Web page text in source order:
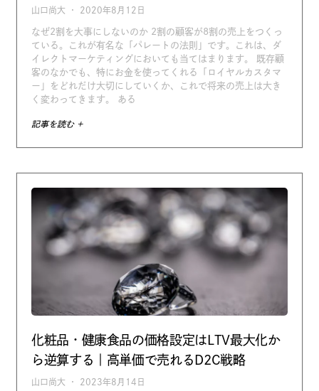
山口尚大 2020年8月12日
なぜ2割を大事にしないのか 2割の顧客が8割の売上をつくっ
ている。これが有名な「パレートの法則」です。これは、ダ
イレクトマーケティングにおいても当てはまります。 既存顧
客のなかでも、特にお金を使ってくれる「ロイヤルカスタマ
ー」をどれだけ大切にしていくか、これで将来の売上は大き
く変わってきます。 ある
記事を読む +
化粧品・健康食品の価格設定はLTV最大化か
ら逆算する｜高単価で売れるD2C戦略
山口尚大 2023年8月14日